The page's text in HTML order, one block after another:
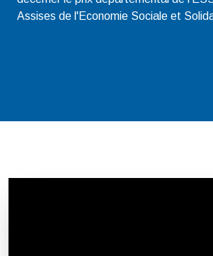
Assises de l'Economie Sociale et